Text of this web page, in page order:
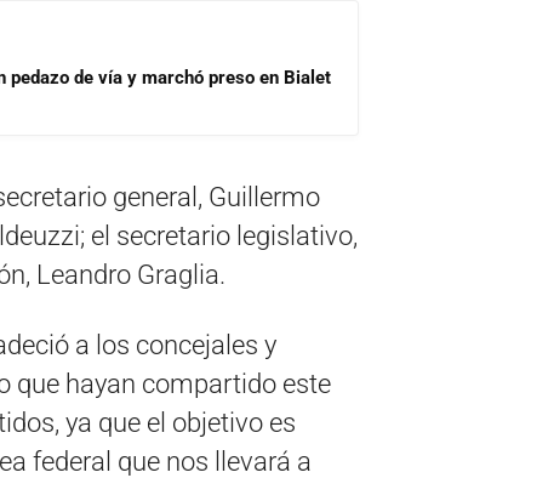
pedazo de vía y marchó preso en Bialet
general, Guillermo
el secretario legislativo,
Leandro Graglia.
a los concejales y
que hayan compartido este
ya que el objetivo es
federal que nos llevará a